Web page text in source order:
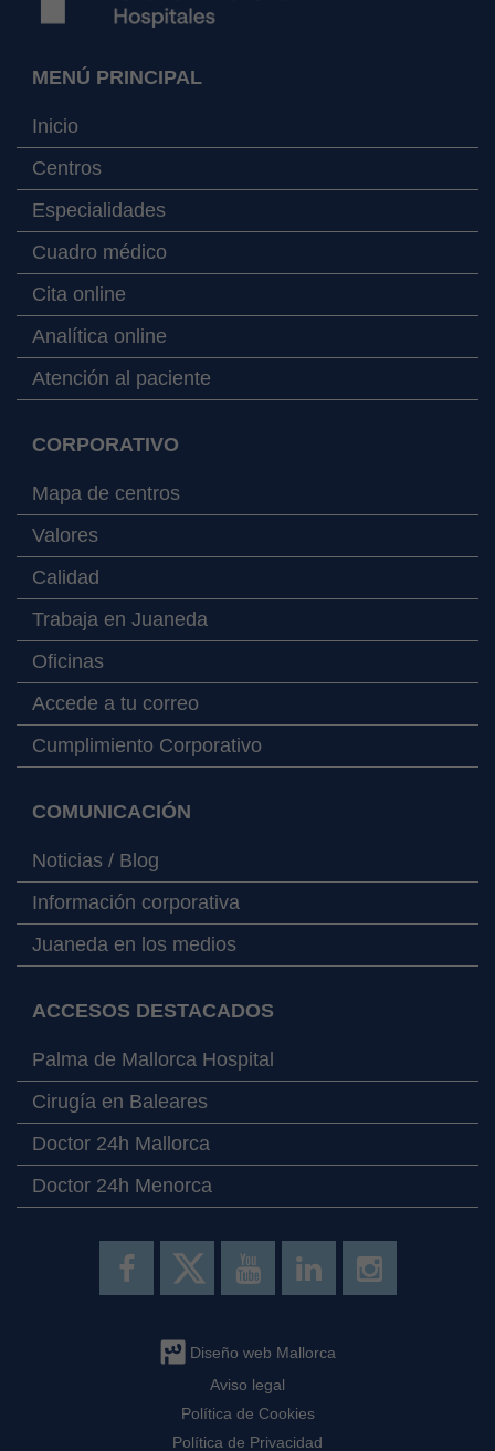
MENÚ PRINCIPAL
Inicio
Centros
Especialidades
Cuadro médico
Cita online
Analítica online
Atención al paciente
CORPORATIVO
Mapa de centros
Valores
Calidad
Trabaja en Juaneda
Oficinas
Accede a tu correo
Cumplimiento Corporativo
COMUNICACIÓN
Noticias / Blog
Información corporativa
Juaneda en los medios
ACCESOS DESTACADOS
Palma de Mallorca Hospital
Cirugía en Baleares
Doctor 24h Mallorca
Doctor 24h Menorca
Diseño web Mallorca
Aviso legal
Política de Cookies
Política de Privacidad